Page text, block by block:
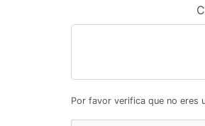
Por favor verifica que no eres